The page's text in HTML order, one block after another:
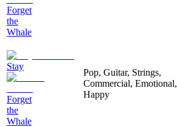
Forget
the
Whale
Stay
Forget
the
Whale
Pop, Guitar, Strings,
Commercial, Emotional,
Happy